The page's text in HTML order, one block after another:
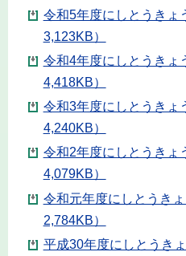
令和5年度にしとうきょ
3,123KB）
令和4年度にしとうきょ
4,418KB）
令和3年度にしとうきょ
4,240KB）
令和2年度にしとうきょ
4,079KB）
令和元年度にしとうき
2,784KB）
平成30年度にしとうき